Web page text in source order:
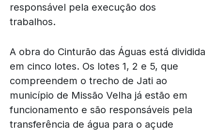
responsável pela execução dos
trabalhos.
A obra do Cinturão das Águas está dividida
em cinco lotes. Os lotes 1, 2 e 5, que
compreendem o trecho de Jati ao
município de Missão Velha já estão em
funcionamento e são responsáveis pela
transferência de água para o açude